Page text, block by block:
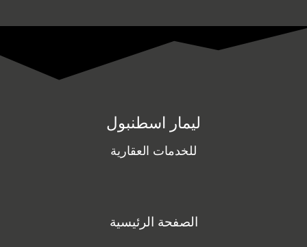
الصفحة الرئيسية
ليمار اسطنبول
للخدمات العقارية